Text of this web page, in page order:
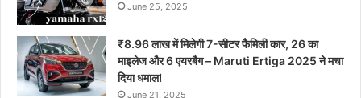
June 25, 2025
₹8.96 लाख में मिलेगी 7-सीटर फैमिली कार, 26 का
माइलेज और 6 एयरबैग – Maruti Ertiga 2025 ने मचा
दिया धमाल!
June 21, 2025